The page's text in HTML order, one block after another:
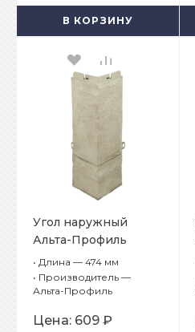
В КОРЗИНУ
Угол наружный
Альта-Профиль
Гранит Саянский
• Длина — 474 мм
• Производитель —
Альта-Профиль
Цена: 609 ₽